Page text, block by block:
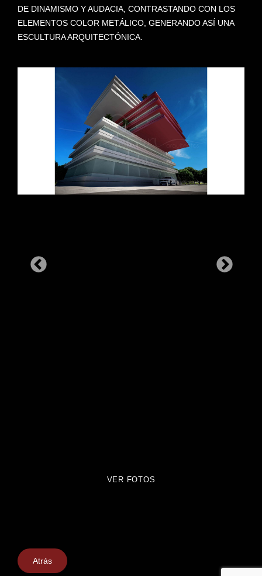
DE DINAMISMO Y AUDACIA, CONTRASTANDO CON LOS
ELEMENTOS COLOR METÁLICO, GENERANDO ASÍ UNA
ESCULTURA ARQUITECTÓNICA.
VER FOTOS
Atrás